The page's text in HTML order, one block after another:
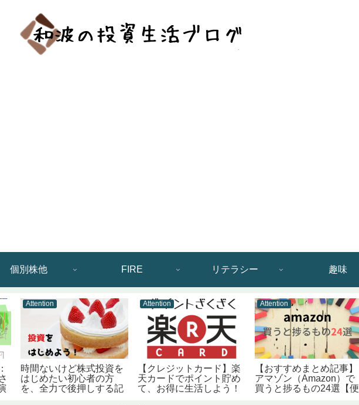
個別株他 FIRE リテラシー 趣味
Attention
時間ないけど株式投資を
はじめたい初心者の方
を、全力で後押しする記
Attention
【クレジットカード】楽
天カードでポイント貯め
て、お得に生活しよう！
Attention
【おすすめまとめ記事】
アマゾン（Amazon）で
買うと捗るもの24選【便